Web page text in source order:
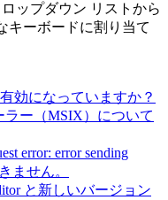
ップダウン リストから
キーボードに割り当て
効になっていますか？
ー（MSIX）について
error: error sending
ません。
と新しいバージョン